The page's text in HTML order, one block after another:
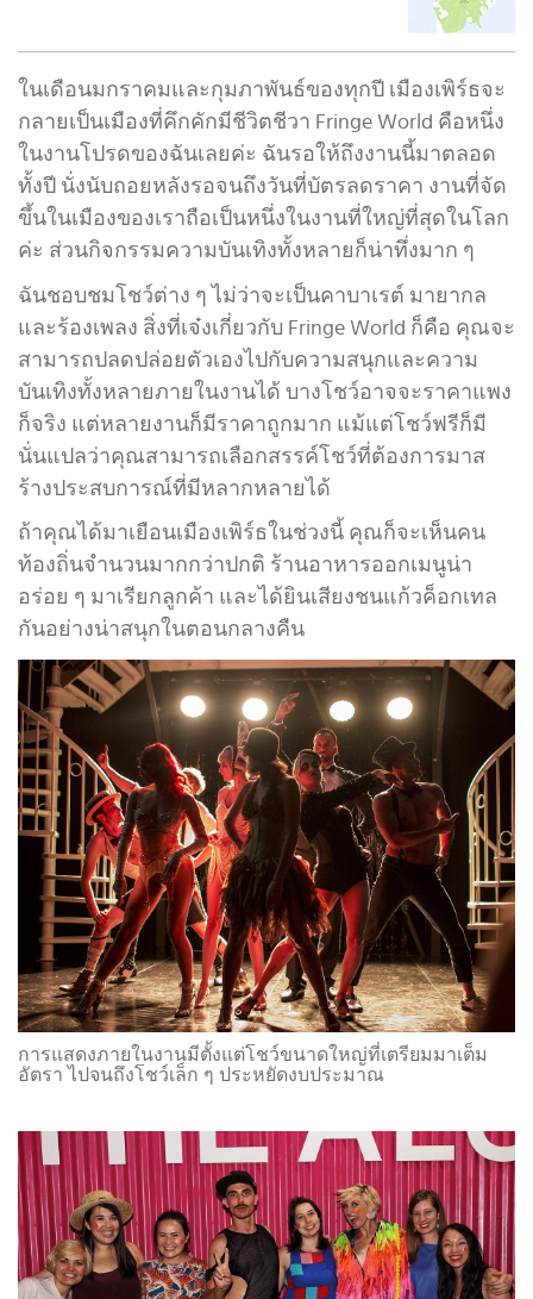
ในเดือนมกราคมและกุมภาพันธ์ของทุกปี เมืองเพิร์ธจะ
กลายเป็นเมืองที่คึกคักมีชีวิตชีวา Fringe World คือหนึ่ง
ในงานโปรดของฉันเลยค่ะ ฉันรอให้ถึงงานนี้มาตลอด
ทั้งปี นั่งนับถอยหลังรอจนถึงวันที่บัตรลดราคา งานที่จัด
ขึ้นในเมืองของเราถือเป็นหนึ่งในงานที่ใหญ่ที่สุดในโลก
ค่ะ ส่วนกิจกรรมความบันเทิงทั้งหลายก็น่าทึ่งมาก ๆ
ฉันชอบชมโชว์ต่าง ๆ ไม่ว่าจะเป็นคาบาเรต์ มายากล
และร้องเพลง สิ่งที่เจ๋งเกี่ยวกับ Fringe World ก็คือ คุณจะ
สามารถปลดปล่อยตัวเองไปกับความสนุกและความ
บันเทิงทั้งหลายภายในงานได้ บางโชว์อาจจะราคาแพง
ก็จริง แต่หลายงานก็มีราคาถูกมาก แม้แต่โชว์ฟรีก็มี
นั่นแปลว่าคุณสามารถเลือกสรรค์โชว์ที่ต้องการมาส
ร้างประสบการณ์ที่มีหลากหลายได้
ถ้าคุณได้มาเยือนเมืองเพิร์ธในช่วงนี้ คุณก็จะเห็นคน
ท้องถิ่นจำนวนมากกว่าปกติ ร้านอาหารออกเมนูน่า
อร่อย ๆ มาเรียกลูกค้า และได้ยินเสียงชนแก้วค็อกเทล
กันอย่างน่าสนุกในตอนกลางคืน
การแสดงภายในงานมีตั้งแต่โชว์ขนาดใหญ่ที่เตรียมมาเต็ม
อัตรา ไปจนถึงโชว์เล็ก ๆ ประหยัดงบประมาณ